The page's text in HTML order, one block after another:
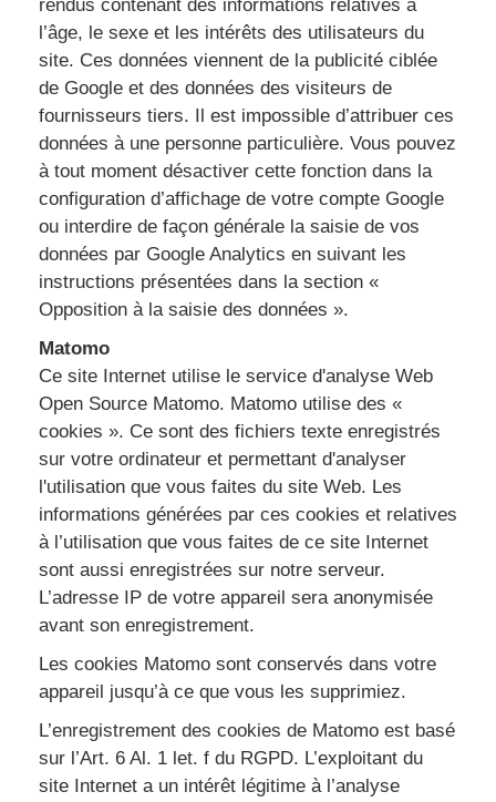
rendus contenant des informations relatives à
l’âge, le sexe et les intérêts des utilisateurs du
site. Ces données viennent de la publicité ciblée
de Google et des données des visiteurs de
fournisseurs tiers. Il est impossible d’attribuer ces
données à une personne particulière. Vous pouvez
à tout moment désactiver cette fonction dans la
configuration d’affichage de votre compte Google
ou interdire de façon générale la saisie de vos
données par Google Analytics en suivant les
instructions présentées dans la section «
Opposition à la saisie des données ».
Matomo
Ce site Internet utilise le service d'analyse Web
Open Source Matomo. Matomo utilise des «
cookies ». Ce sont des fichiers texte enregistrés
sur votre ordinateur et permettant d'analyser
l'utilisation que vous faites du site Web. Les
informations générées par ces cookies et relatives
à l’utilisation que vous faites de ce site Internet
sont aussi enregistrées sur notre serveur.
L’adresse IP de votre appareil sera anonymisée
avant son enregistrement.
Les cookies Matomo sont conservés dans votre
appareil jusqu’à ce que vous les supprimiez.
L’enregistrement des cookies de Matomo est basé
sur l’Art. 6 Al. 1 let. f du RGPD. L’exploitant du
site Internet a un intérêt légitime à l’analyse